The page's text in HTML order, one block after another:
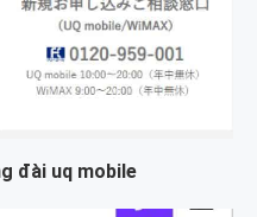
đài uq mobile